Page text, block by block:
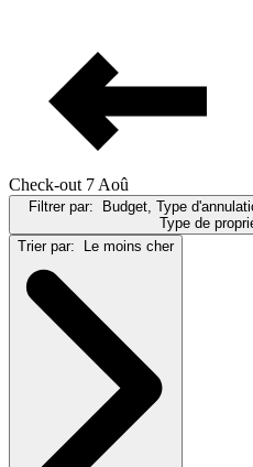
Check-out 7 Aoû
Filtrer par: Budget, Type
Type de
Trier par: Le moins cher